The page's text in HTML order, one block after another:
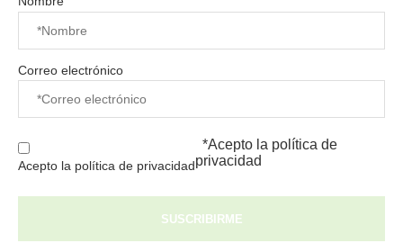
Correo electrónico
Acepto la política de privacidad
*Acepto la política de
privacidad